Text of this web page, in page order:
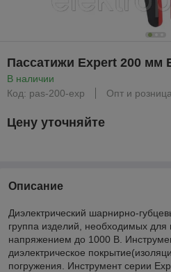
Пассатижи Expert 200 мм
В наличии
Код: pas-200-exp
Опт и розница
Цену уточняйте
Описание
Диэлектрический шарнирно-
группа изделий, необходимых для
напряжением до 1000 В.
диэлектрическое
погружения. Инструмент серии